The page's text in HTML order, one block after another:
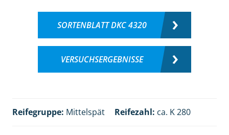
SORTENBLATT DKC 4320
VERSUCHSERGEBNISSE
Reifegruppe: Mittelspät Reifezahl: ca. K 280